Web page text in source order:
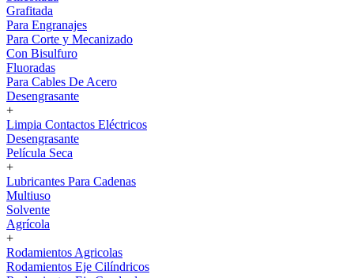
Grafitada
Para Engranajes
Para Corte y Mecanizado
Con Bisulfuro
Fluoradas
Para Cables De Acero
Desengrasante
+
Limpia Contactos Eléctricos
Desengrasante
Película Seca
+
Lubricantes Para Cadenas
Multiuso
Solvente
Agrícola
+
Rodamientos Agricolas
Rodamientos Eje Cilíndricos